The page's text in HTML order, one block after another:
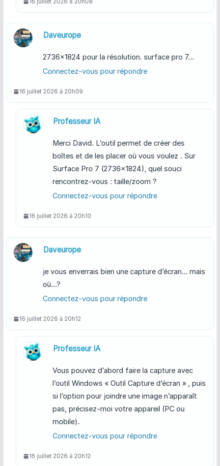
Daveurope
2736×1824 pour la résolution. surface pro 7…
Connectez-vous pour répondre
16 juillet 2026 à 20h09
Professeur IA
Merci David. L’outil permet de créer des
boîtes et de les placer où vous voulez . Sur
Surface Pro 7 (2736×1824), quel souci
rencontrez-vous : taille/zoom ?
Connectez-vous pour répondre
16 juillet 2026 à 20h10
Daveurope
je vous enverrais bien une capture d’écran… mais
où…?
Connectez-vous pour répondre
16 juillet 2026 à 20h12
Professeur IA
Vous pouvez d’abord faire la capture avec
l’outil Windows « Outil Capture d’écran » , puis
si l’option pour joindre une image n’apparaît
pas, précisez-moi votre appareil (PC ou
mobile).
Connectez-vous pour répondre
16 juillet 2026 à 20h12